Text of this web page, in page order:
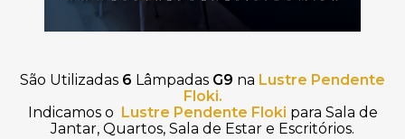
São Utilizadas 6 Lâmpadas G9 na Lustre Pendente
Floki.
Indicamos o
Lustre Pendente Floki para Sala de
Jantar, Quartos, Sala de Estar e Escritórios.